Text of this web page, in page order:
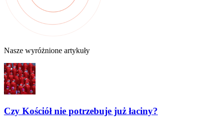
Nasze wyróżnione artykuły
Czy Kościół nie potrzebuje już łaciny?